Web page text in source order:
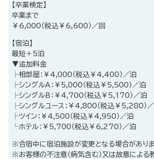
【卒業検定】
卒業まで
￥6,000（税込￥6,600）／回
【宿泊】
最短＋5泊
▼追加料金
├相部屋：￥4,000（税込￥4,400）／泊
├シングルA：￥5,000（税込￥5,500）／泊
├シングルB：￥4,700（税込￥5,170）／泊
├シングルユース：￥4,800（税込￥5,280）
├ツイン：￥4,500（税込￥4,950）／泊
└ホテル：￥5,700（税込￥6,270）／泊
※合宿中に宿泊施設が変更となる場合がありま
※お客様の不注意（病気含む）又は故意によ